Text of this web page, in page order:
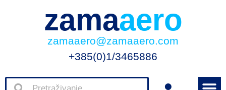
zamaaero
zamaaero@zamaaero.com
+385(0)1/3465886